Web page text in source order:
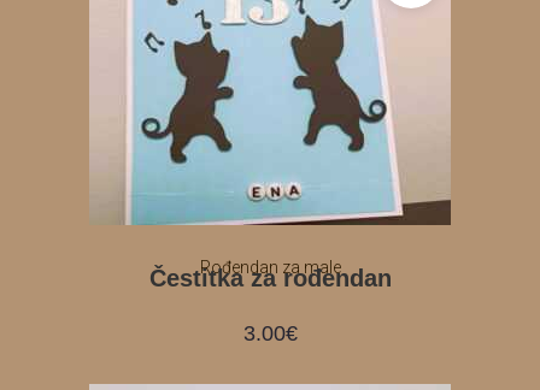
Rođendan za male
Čestitka za rođendan
3.00€